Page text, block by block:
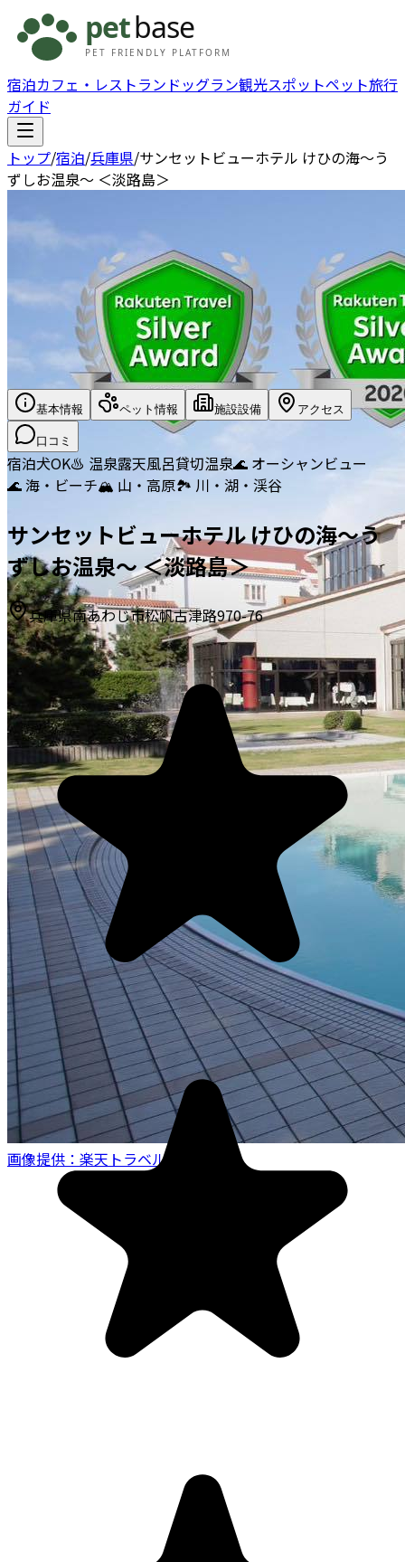
宿泊カフェ・レストラン ドッグラン観光スポットペット旅行
ガイド
トップ/宿泊/兵庫県/サンセットビューホテル けひの海～う
ずしお温泉～ ＜淡路島＞
画像提供：楽天トラベル
基本情報 ペット情報 施設設備 アクセス
口コミ
宿泊犬OK♨️ 温泉露天風呂貸切温泉🌊 オーシャンビュー
🌊 海・ビーチ🏔️ 山・高原🏞️ 川・湖・渓谷
サンセットビューホテル けひの海～う
ずしお温泉～ ＜淡路島＞
兵庫県南あわじ市松帆古津路970-76